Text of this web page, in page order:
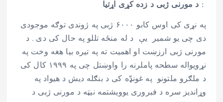
د مورنی ژبی د زده کړی اړتیا :
په نړی کی اوس کابو ۶۰۰۰ ژبی په ژوندی توګه موجودی
دی چی یو شمیر یې د له منځه تللو په حال کی دی . د
مورنی ژبی ارزښت او اهمیت ته په تیره بیا هغه وخت په
نړویواله سطحه پاملرنه را واوښتل چی په ۱۹۹۹ کال کی
د ملګرو ملتونو په غونډّه کی د بنګله دیش د هیواد په
وړاندیز سره د فبروری یوویشتمه نیټه د مورنی ژبی د